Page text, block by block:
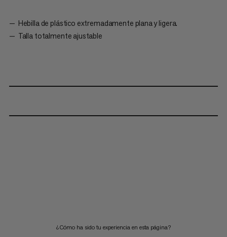
Hebilla de plástico extremadamente plana y ligera.
Talla totalmente ajustable
¿Cómo ha sido tu experiencia en esta página?